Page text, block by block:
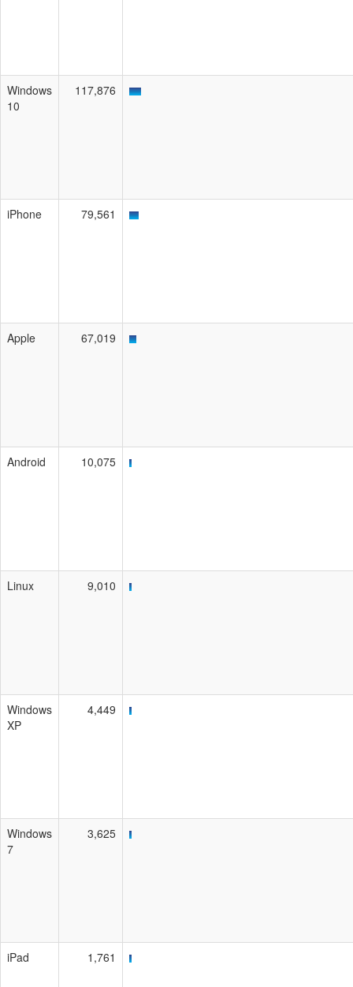
Windows
10
117,876
iPhone 79,561
Apple 67,019
Android 10,075
Linux 9,010
Windows
XP
4,449
Windows
7
3,625
iPad 1,761